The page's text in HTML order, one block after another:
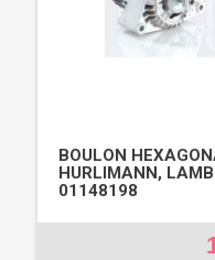
BOULON
HURLIMANN,
01148198